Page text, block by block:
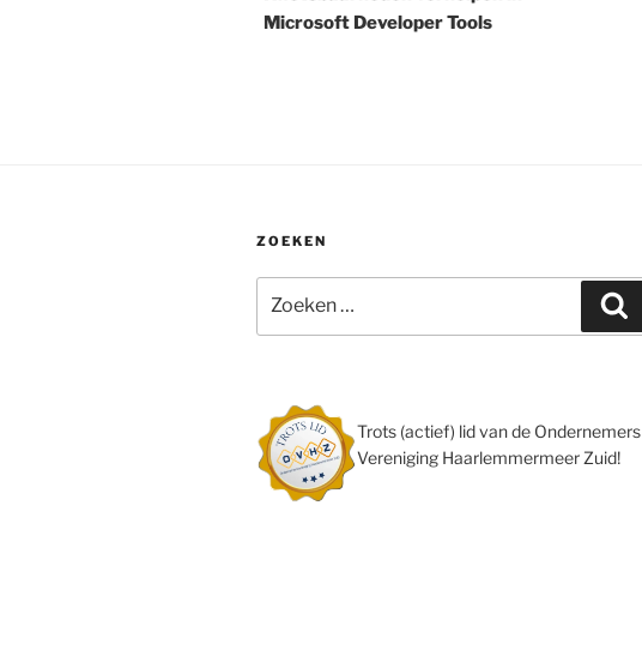
Microsoft Developer Tools
ZOEKEN
naar:
Trots (actief) lid van de Ondernemers
Vereniging Haarlemmermeer Zuid!